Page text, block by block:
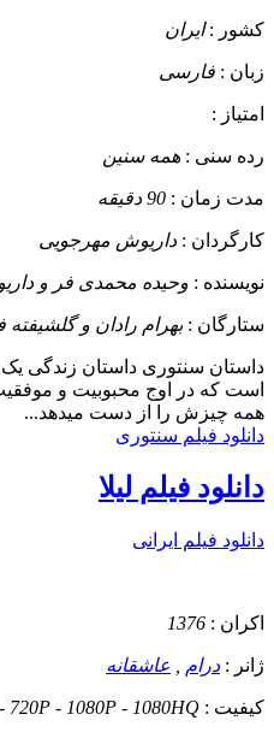
کشور :ایران
زبان : فارسی
امتیاز :
رده سنی : همه سنین
مدت زمان : 90 دقیقه
کارگردان : داریوش مهرجویی
نویسنده : وحیده محمدی فر و
ستارگان :بهرام رادان و گلشیفته
داستان سنتوری داستان زندگی یک
است که در اوج محبوبیت و
همه چیزش را از دست میدهد...
دانلود فیلم سنتوری
دانلود فیلم لیلا
دانلود فیلم ایرانی
اکران : 1376
ژانر : درام عاشقانه
کیفیت : 720P - 1080P - 1080HQ